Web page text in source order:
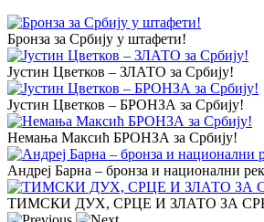
Бронза за Србију у штафети!
Јустин Цветков – ЗЛАТО за Србију!
Јустин Цветков – БРОНЗА за Србију!
Немањa Максић БРОНЗА за Србију!
Андреј Барна – бронза и национални
ТИМСКИ ДУХ, СРЦЕ И ЗЛАТО ЗА